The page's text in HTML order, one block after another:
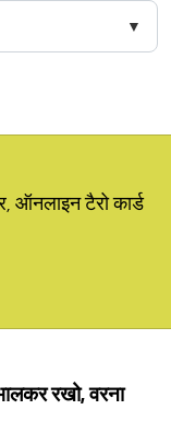
टैरो कार्ड
रखो, वरना